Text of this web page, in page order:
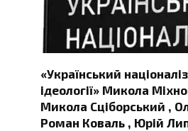
«Український
ідеології» Микола
Микола Сціборський ,
Роман Коваль , Юрій